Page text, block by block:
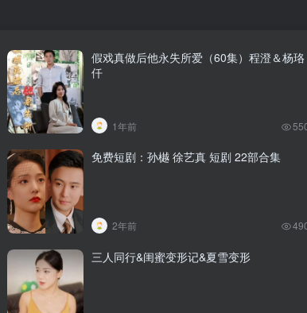
假戏真做后他永失所爱（60集）程澄＆杨珞
仟
1年前
免费短剧：孙樾 徐艺真 短剧 22部合集
2年前
三人同行&闺蜜变形记&夏雪变形